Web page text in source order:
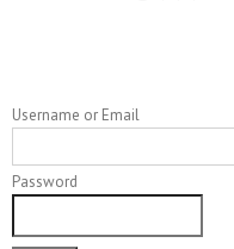
Username or Email
Password